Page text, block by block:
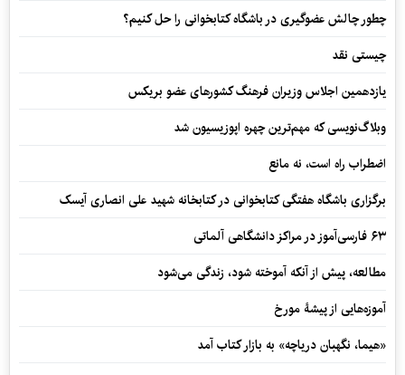
چطور چالش عضوگیری در باشگاه کتابخوانی را حل کنیم؟
چیستی نقد
یازدهمین اجلاس وزیران فرهنگ کشورهای عضو بریکس
وبلاگ‌نویسی که مهم‌ترین چهره اپوزیسیون شد
اضطراب راه است، نه مانع
برگزاری باشگاه هفتگی کتابخوانی در کتابخانه شهید علی انصاری آیسک
۶۳ فارسی‌آموز در مراکز دانشگاهی آلماتی
مطالعه، پیش از آنکه آموخته شود، زندگی می‌شود
آموزه‌هایی از پیشۀ مورخ
«هیما، نگهبان دریاچه» به بازار کتاب آمد